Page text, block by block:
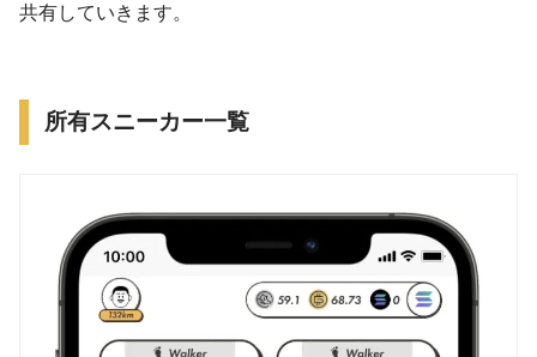
共有していきます。
所有スニーカー一覧